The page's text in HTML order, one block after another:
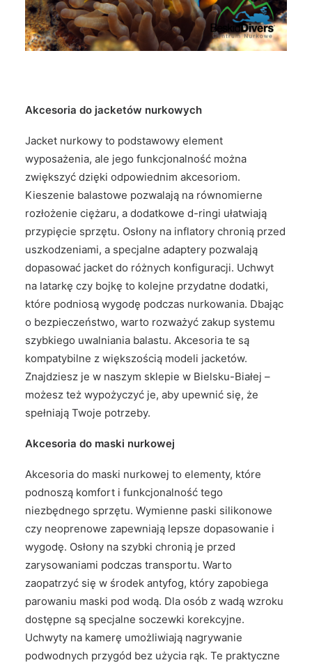
Akcesoria do jacketów nurkowych
Jacket nurkowy to podstawowy element
wyposażenia, ale jego funkcjonalność można
zwiększyć dzięki odpowiednim akcesoriom.
Kieszenie balastowe pozwalają na równomierne
rozłożenie ciężaru, a dodatkowe d-ringi ułatwiają
przypięcie sprzętu. Osłony na inflatory chronią przed
uszkodzeniami, a specjalne adaptery pozwalają
dopasować jacket do różnych konfiguracji. Uchwyt
na latarkę czy bojkę to kolejne przydatne dodatki,
które podniosą wygodę podczas nurkowania. Dbając
o bezpieczeństwo, warto rozważyć zakup systemu
szybkiego uwalniania balastu. Akcesoria te są
kompatybilne z większością modeli jacketów.
Znajdziesz je w naszym sklepie w Bielsku-Białej –
możesz też wypożyczyć je, aby upewnić się, że
spełniają Twoje potrzeby.
Akcesoria do maski nurkowej
Akcesoria do maski nurkowej to elementy, które
podnoszą komfort i funkcjonalność tego
niezbędnego sprzętu. Wymienne paski silikonowe
czy neoprenowe zapewniają lepsze dopasowanie i
wygodę. Osłony na szybki chronią je przed
zarysowaniami podczas transportu. Warto
zaopatrzyć się w środek antyfog, który zapobiega
parowaniu maski pod wodą. Dla osób z wadą wzroku
dostępne są specjalne soczewki korekcyjne.
Uchwyty na kamerę umożliwiają nagrywanie
podwodnych przygód bez użycia rąk. Te praktyczne